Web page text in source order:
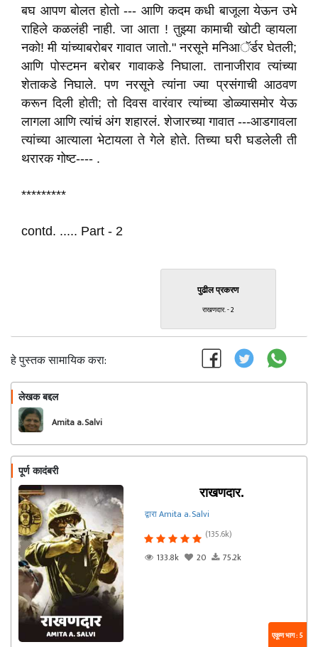
बघ आपण बोलत होतो --- आणि कदम कधी बाजूला येऊन उभे
राहिले कळलंही नाही. जा आता ! तुझ्या कामाची खोटी व्हायला
नको! मी यांच्याबरोबर गावात जातो." नरसूने मनिआॅर्डर घेतली;
आणि पोस्टमन बरोबर गावाकडे निघाला. तानाजीराव त्यांच्या
शेताकडे निघाले. पण नरसूने त्यांना ज्या प्रसंगाची आठवण
करून दिली होती; तो दिवस वारंवार त्यांच्या डोळ्यासमोर येऊ
लागला आणि त्यांचं अंग शहारलं. शेजारच्या गावात ---आडगावला
त्यांच्या आत्याला भेटायला ते गेले होते. तिच्या घरी घडलेली ती
थरारक गोष्ट---- .
*********
contd. ..... Part - 2
पुढील प्रकरण
राखणदार. - 2
हे पुस्तक सामायिक करा:
लेखक बद्दल
Amita a. Salvi
पूर्ण कादंबरी
राखणदार.
द्वारा Amita a. Salvi
(135.6k)
133.8k
20 75.2k
एकूण भाग : 5